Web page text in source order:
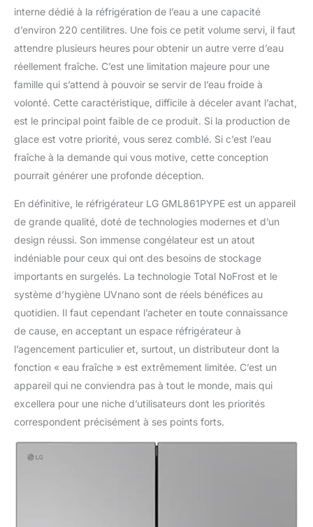
interne dédié à la réfrigération de l’eau a une capacité
d’environ 220 centilitres. Une fois ce petit volume servi, il faut
attendre plusieurs heures pour obtenir un autre verre d’eau
réellement fraîche. C’est une limitation majeure pour une
famille qui s’attend à pouvoir se servir de l’eau froide à
volonté. Cette caractéristique, difficile à déceler avant l’achat,
est le principal point faible de ce produit. Si la production de
glace est votre priorité, vous serez comblé. Si c’est l’eau
fraîche à la demande qui vous motive, cette conception
pourrait générer une profonde déception.
En définitive, le réfrigérateur LG GML861PYPE est un appareil
de grande qualité, doté de technologies modernes et d’un
design réussi. Son immense congélateur est un atout
indéniable pour ceux qui ont des besoins de stockage
importants en surgelés. La technologie Total NoFrost et le
système d’hygiène UVnano sont de réels bénéfices au
quotidien. Il faut cependant l’acheter en toute connaissance
de cause, en acceptant un espace réfrigérateur à
l’agencement particulier et, surtout, un distributeur dont la
fonction « eau fraîche » est extrêmement limitée. C’est un
appareil qui ne conviendra pas à tout le monde, mais qui
excellera pour une niche d’utilisateurs dont les priorités
correspondent précisément à ses points forts.